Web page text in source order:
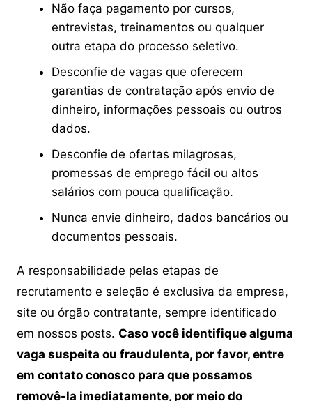
Não faça pagamento por cursos,
entrevistas, treinamentos ou qualquer
outra etapa do processo seletivo.
Desconfie de vagas que oferecem
garantias de contratação após envio de
dinheiro, informações pessoais ou outros
dados.
Desconfie de ofertas milagrosas,
promessas de emprego fácil ou altos
salários com pouca qualificação.
Nunca envie dinheiro, dados bancários ou
documentos pessoais.
A responsabilidade pelas etapas de
recrutamento e seleção é exclusiva da empresa,
site ou órgão contratante, sempre identificado
em nossos posts. Caso você identifique alguma
vaga suspeita ou fraudulenta, por favor, entre
em contato conosco para que possamos
removê-la imediatamente, por meio do